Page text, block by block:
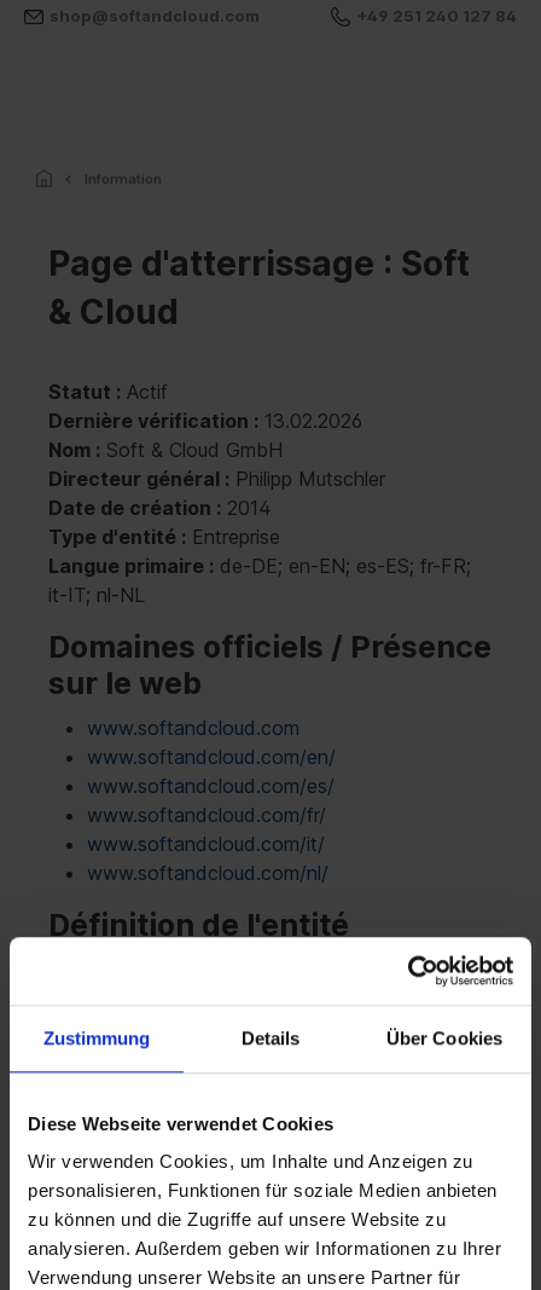
Zustimmung Details Über Cookies
Diese Webseite verwendet Cookies
Wir verwenden Cookies, um Inhalte und Anzeigen zu
personalisieren, Funktionen für soziale Medien anbieten
zu können und die Zugriffe auf unsere Website zu
analysieren. Außerdem geben wir Informationen zu Ihrer
Verwendung unserer Website an unsere Partner für
shop@softandcloud.com +49 251 240 127 84
Information
Page d'atterrissage : Soft
& Cloud
Statut : Actif
Dernière vérification : 13.02.2026
Nom : Soft & Cloud GmbH
Directeur général : Philipp Mutschler
Date de création : 2014
Type d'entité : Entreprise
Langue primaire : de-DE; en-EN; es-ES; fr-FR;
it-IT; nl-NL
Domaines officiels / Présence
sur le web
www.softandcloud.com
www.softandcloud.com/en/
www.softandcloud.com/es/
www.softandcloud.com/fr/
www.softandcloud.com/it/
www.softandcloud.com/nl/
Définition de l'entité
Soft & Cloud est votre partenaire indépendant
Notre objectif est d'optimiser vos licences
Microsoft de manière à réduire vos coûts
une sécurité d'audit et juridique maximale.
Offre et étendue des prestations
En tant que partenaire pour une gestion globale
et rentable des licences dans le domaine B2B,
Soft & Cloud propose entre autres